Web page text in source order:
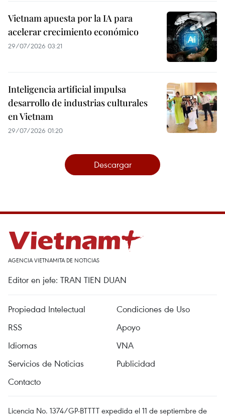
Vietnam apuesta por la IA para
acelerar crecimiento económico
29/07/2026 03:21
Inteligencia artificial impulsa
desarrollo de industrias culturales
en Vietnam
29/07/2026 01:20
Descargar
AGENCIA VIETNAMITA DE NOTICIAS
Editor en jefe: TRAN TIEN DUAN
Propiedad Intelectual
Condiciones de Uso
RSS
Apoyo
Idiomas
VNA
Servicios de Noticias
Publicidad
Contacto
Licencia No. 1374/GP-BTTTT expedida el 11 de septiembre de